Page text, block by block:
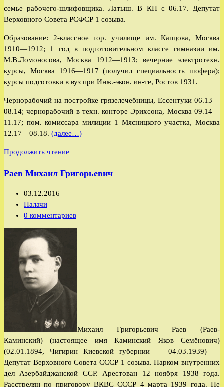
семье рабочего-шлифовщика. Латыш. В КП с 06.17. Депутат
Верховного Совета РСФСР 1 созыва.
Образование: 2-классное гор. училище им. Капцова, Москва
1910—1912; 1 год в подготовительном классе гимназии им.
М.В.Ломоносова, Москва 1912—1913; вечерние электротехн.
курсы, Москва 1916—1917 (получил специальность шофера);
курсы подготовки в вуз при Инж.-экон. ин-те, Ростов 1931.
Чернорабочий на постройке грязелечебницы, Ессентуки 06.13—
08.14; чернорабочий в техн. конторе Эрихсона, Москва 09.14—
11.17; пом. комиссара милиции 1 Мясницкого участка, Москва
12.17—08.18. (далее…)
Продолжить чтение
Иванович
Раев Михаил Григорьевич
Запись
опубликована:
03.12.2016
Рубрика
записи:
Палачи
Комментарии
записи:
0 комментариев
Михаил Григорьевич Раев (Раев-
Каминский) (настоящее имя Каминский Яков Семёнович)
(02.01.1894, Чигирин Киевской губернии — 04.03.1939) —
Депутат Верховного Совета СССР 1 созыва. Нарком внутренних
дел Азербайджанской ССР. Арестован 12 ноября 1938 года.
Расстрелян по приговору ВКВС СССР 4 марта 1939 года. Не